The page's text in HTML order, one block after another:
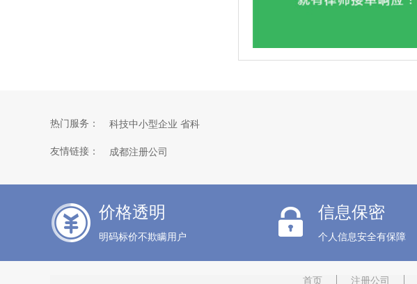
热门服务：
科技中小型企业 省科
友情链接： 成都注册公司
价格透明
明码标价不欺瞒用户
信息保密
个人信息安全有保障
首页 注册公司